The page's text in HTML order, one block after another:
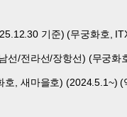
기준) (무궁화호,
선/전라선/장항선) (무궁
호, 새마을호) (2024.5.1~)